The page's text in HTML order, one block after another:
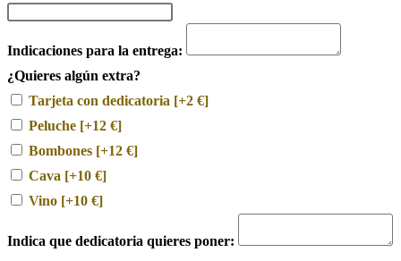
Indicaciones para la entrega:
¿Quieres algún extra?
Tarjeta con dedicatoria [+2 €]
Peluche [+12 €]
Bombones [+12 €]
Cava [+10 €]
Vino [+10 €]
Indica que dedicatoria quieres poner: